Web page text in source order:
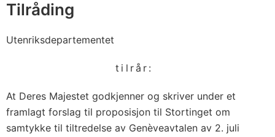
Tilråding
Utenriksdepartementet
tilrår:
At Deres Majestet godkjenner og skriver under et
framlagt forslag til proposisjon til Stortinget om
samtykke til tiltredelse av Genèveavtalen av 2. juli